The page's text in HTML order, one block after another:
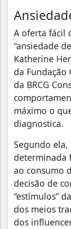
A oferta fácil
“ansiedade
Katherine
da Fundação
da BRCG
máximo o
diagnostica.
Segundo
determinada
ao consumo
decisão de
“estímulos”
dos meios
dos